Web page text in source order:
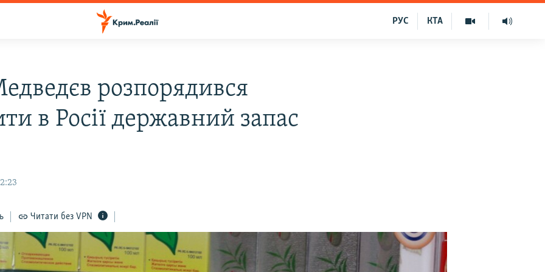
КТА
РУС
розпорядився
в Росії державний запас
Читати без VPN